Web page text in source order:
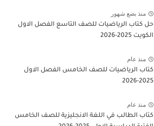
منذ بضع شهور
حل كتاب الرياضيات للصف التاسع الفصل الاول
الكويت 2025-2026
منذ عام
كتاب الرياضيات للصف الخامس الفصل الاول
2025-2026
منذ عام
كتاب الطالب في اللغة الانجليزية للصف الخامس